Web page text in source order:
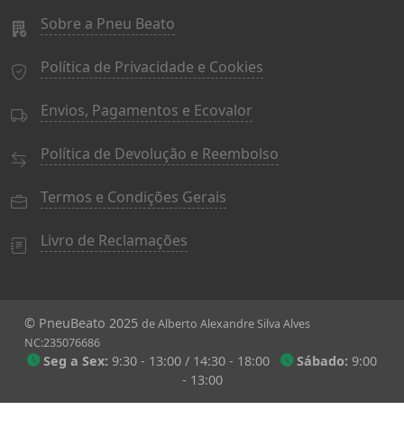
Sobre a Pneu Beato
Política de Privacidade e Cookies
Envios, Pagamentos e Ecovalor
Política de Devolução e Reembolso
Termos e Condições Gerais
Livro de Reclamações
© PneuBeato 2025 de Alberto Alexandre Silva Alves
NC:235076686
Seg a Sex: 9:30 - 13:00 / 14:30 - 18:00 Sábado: 9:00
- 13:00